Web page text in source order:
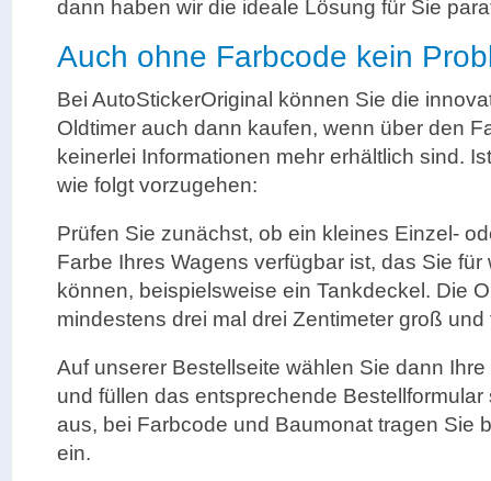
dann haben wir die ideale Lösung für Sie
Auch ohne Farbcode kein
Bei AutoStickerOriginal können Sie die
Oldtimer auch dann kaufen, wenn über den
keinerlei Informationen mehr erhältlich sind.
wie folgt vorzugehen:
Prüfen Sie zunächst, ob ein kleines Einzel-
Farbe Ihres Wagens verfügbar ist, das Sie
können, beispielsweise ein Tankdeckel. Die
mindestens drei mal drei Zentimeter groß und
Auf unserer Bestellseite wählen Sie dann
und füllen das entsprechende
aus, bei Farbcode und Baumonat tragen Sie
ein.